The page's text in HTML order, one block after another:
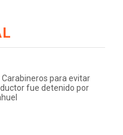
para evitar
fue detenido por